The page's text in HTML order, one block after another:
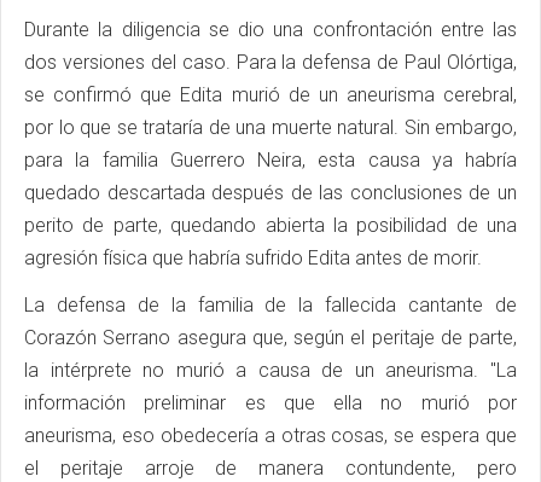
Durante la diligencia se dio una confrontación entre las
dos versiones del caso. Para la defensa de Paul Olórtiga,
se confirmó que Edita murió de un aneurisma cerebral,
por lo que se trataría de una muerte natural. Sin embargo,
para la familia Guerrero Neira, esta causa ya habría
quedado descartada después de las conclusiones de un
perito de parte, quedando abierta la posibilidad de una
agresión física que habría sufrido Edita antes de morir.
La defensa de la familia de la fallecida cantante de
Corazón Serrano asegura que, según el peritaje de parte,
la intérprete no murió a causa de un aneurisma. "La
información preliminar es que ella no murió por
aneurisma, eso obedecería a otras cosas, se espera que
el peritaje arroje de manera contundente, pero